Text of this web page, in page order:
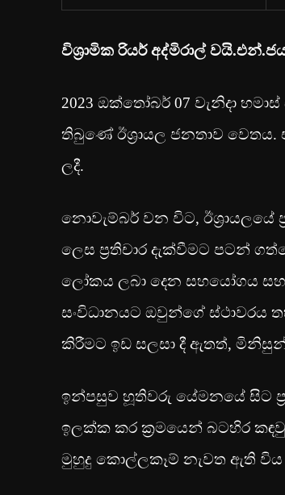
විශ්‍රාමික රියර් අද්මිරාල්
2023 ඔක්තෝබර් 07 වැනිදා
තිබුණේ ඊශ්‍රායල ජනතාව වෙතය.
ලදී.
නොවැම්බර් වන විට, ඊශ්‍රායලයේ
ලෙස ප්‍රතිචාර දැක්වීමට පටන්
ලෝකය ලබා දෙන සහයෝගය
සංවිධානයට ඔවුන්ගේ ස්ථාවරය
කිරීමට ඉඩ සලසා දී ඇතත්,
ඉන්පසුව හූතිවරු යේමනයේ සිට
ඉලක්ක කර ක්‍රමයෙන් බටහිර
මුහුදු කොල්ලකෑම් නැවත ඇති විය